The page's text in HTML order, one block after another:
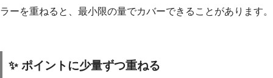
ラーを重ねると、最小限の量でカバーできることがあります。
✨ ポイントに少量ずつ重ねる